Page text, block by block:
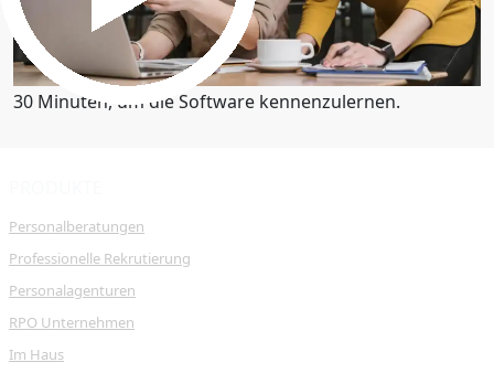
Demo anfordern
30 Minuten, um die Software kennenzulernen.
Personalberatungen
Professionelle Rekrutierung
Personalagenturen
RPO Unternehmen
Im Haus